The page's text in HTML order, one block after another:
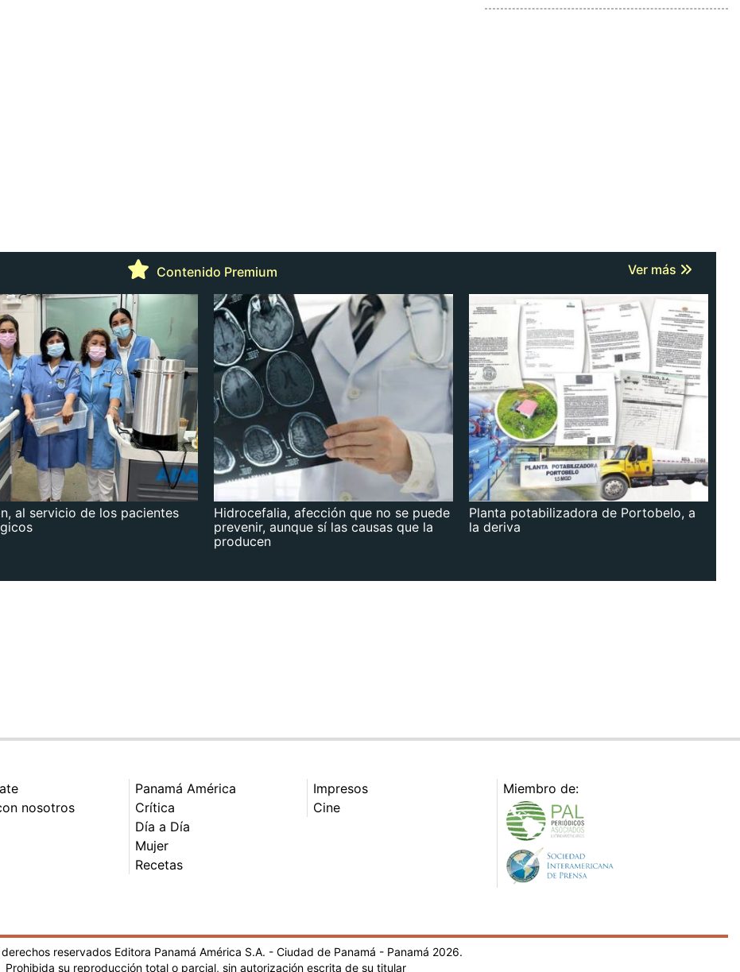
Contenido Premium Ver más
al servicio de los pacientes
Hidrocefalia, afección que no se puede
prevenir, aunque sí las causas que la
producen
Planta potabilizadora de Portobelo, a
la deriva
nosotros
Panamá América
Crítica
Día a Día
Mujer
Recetas
Impresos
Cine
Miembro de:
reservados Editora Panamá América S.A. - Ciudad de Panamá - Panamá 2026.
Prohibida su reproducción total o parcial, sin autorización escrita de su titular